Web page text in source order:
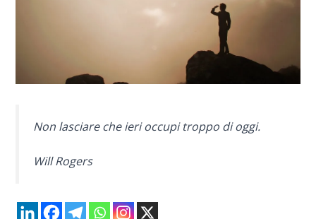
Non lasciare che ieri occupi troppo di oggi.
Will Rogers